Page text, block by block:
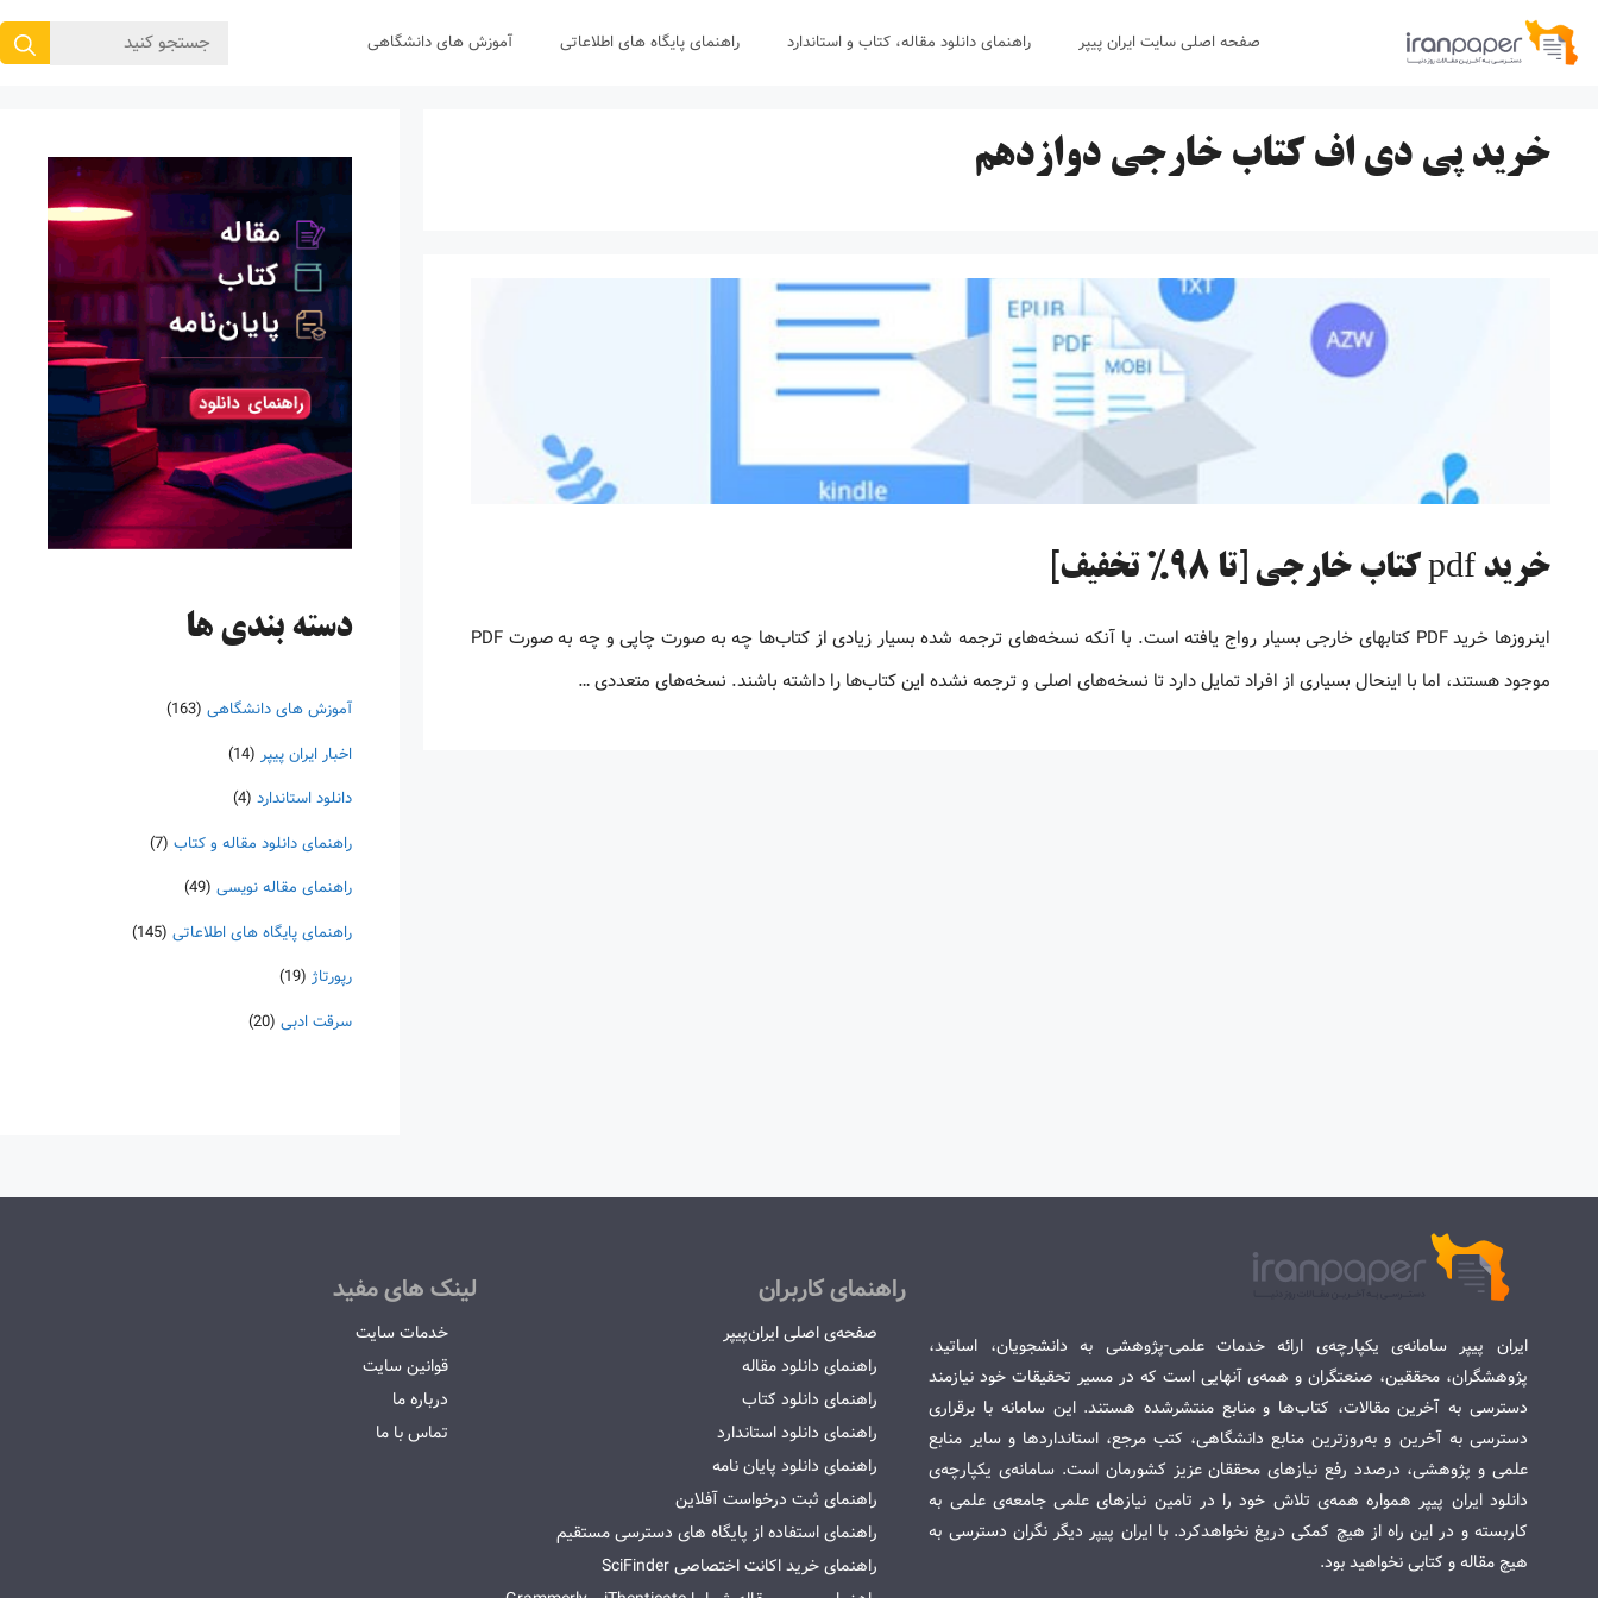
پرش
صفحه اصلی سایت ایران پیپر راهنمای دانلود مقاله، کتاب و استاندارد راهنمای پایگاه های اطلاعاتی آموزش های دانشگاهی
جستجوی
خرید پی دی اف کتاب خارجی دوازدهم
خرید pdf کتاب خارجی [تا 98% تخفیف]
اینروزها خرید PDF کتاب‎های خارجی بسیار رواج یافته است. با آنکه نسخه‌های ترجمه شده بسیار زیادی از کتاب‌ها چه به صورت چاپی و چه به صورت PDF
موجود هستند، اما با اینحال بسیاری از افراد تمایل دارد تا نسخه‌های اصلی و ترجمه نشده این کتاب‌ها را داشته باشند. نسخه‌های متعددی …
دسته‌ بندی ها
آموزش های دانشگاهی (163)
اخبار ایران پیپر (14)
دانلود استاندارد (4)
راهنمای دانلود مقاله و کتاب (7)
راهنمای مقاله نویسی (49)
راهنمای پایگاه های اطلاعاتی (145)
رپورتاژ (19)
سرقت ادبی (20)
ایران پیپر سامانه‌ی یکپارچه‌ی ارائه خدمات علمی-پژوهشی به دانشجویان، اساتید،
پژوهشگران، محققین، صنعتگران و همه‌ی آنهایی است که در مسیر تحقیقات خود نیازمند
دسترسی به آخرین مقالات، کتاب‌ها و منابع منتشرشده هستند. این سامانه با برقراری
دسترسی به آخرین و به‌روزترین منابع دانشگاهی، کتب مرجع، استانداردها و سایر منابع
علمی و پژوهشی، درصدد رفع نیازهای محققان عزیز کشورمان است. سامانه‌ی یکپارچه‌ی
دانلود ایران پیپر همواره همه‌ی تلاش خود را در تامین نیازهای علمی جامعه‌ی علمی به
کاربسته و در این راه از هیچ کمکی دریغ نخواهدکرد. با ایران پیپر دیگر نگران دسترسی به
هیچ مقاله و کتابی نخواهید بود.
راهنمای کاربران
صفحه‌ی اصلی ایران‌پیپر
راهنمای دانلود مقاله
راهنمای دانلود کتاب
راهنمای دانلود استاندارد
راهنمای دانلود پایان نامه
راهنمای ثبت درخواست آفلاین
راهنمای استفاده از پایگاه های دسترسی مستقیم
راهنمای خرید اکانت اختصاصی SciFinder
لینک های مفید
خدمات سایت
قوانین سایت
درباره ما
تماس با ما